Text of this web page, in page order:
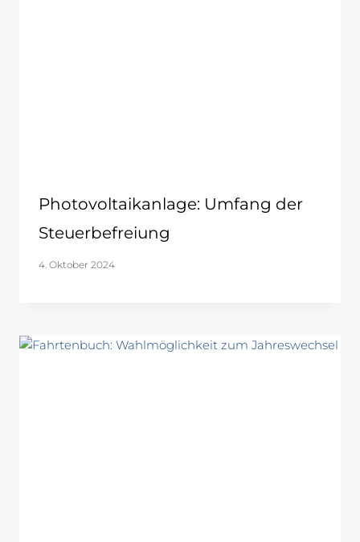
Photovoltaikanlage: Umfang der
Steuerbefreiung
4. Oktober 2024